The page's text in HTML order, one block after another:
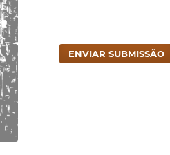
ENVIAR SUBMISSÃO